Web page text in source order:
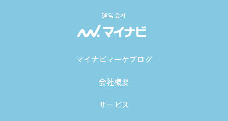
運営会社
マイナビマーケブログ
会社概要
サービス